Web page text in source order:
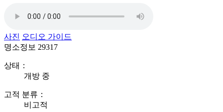
사진 오디오 가이드
명소정보 29317
상태：
개방 중
고적 분류：
비고적